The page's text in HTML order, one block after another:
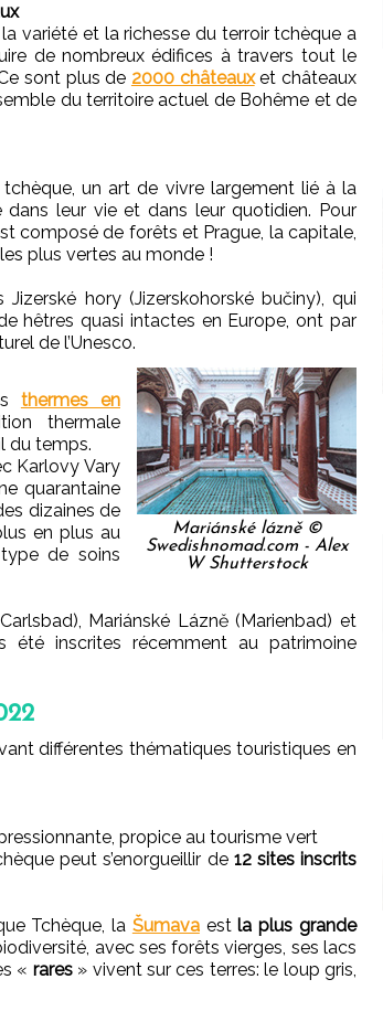
variété et la richesse du terroir tchèque a
de nombreux édifices à travers tout le
sont plus de 2000 châteauxet châteaux
du territoire actuel de Bohême et de
un art de vivre largement lié à la
leur vie et dans leur quotidien. Pour
composé de forêts et Prague, la capitale,
plus vertes au monde !
hory (Jizerskohorské bučiny), qui
hêtres quasi intactes en Europe, ont par
de l’Unesco.
Mariánské lázně ©
Swedishnomad.com - Alex
W Shutterstock
thermes en
thermale
du temps.
Karlovy Vary
quarantaine
dizaines de
en plus au
de soins
Mariánské Lázně (Marienbad) et
été inscrites récemment au patrimoine
différentes thématiques touristiques en
propice au tourisme vert
peut s’enorgueillir de 12 sites inscrits
Tchèque, la Šumavaestla plus grande
avec ses forêts vierges, ses lacs
« rares» vivent sur ces terres: le loup gris,